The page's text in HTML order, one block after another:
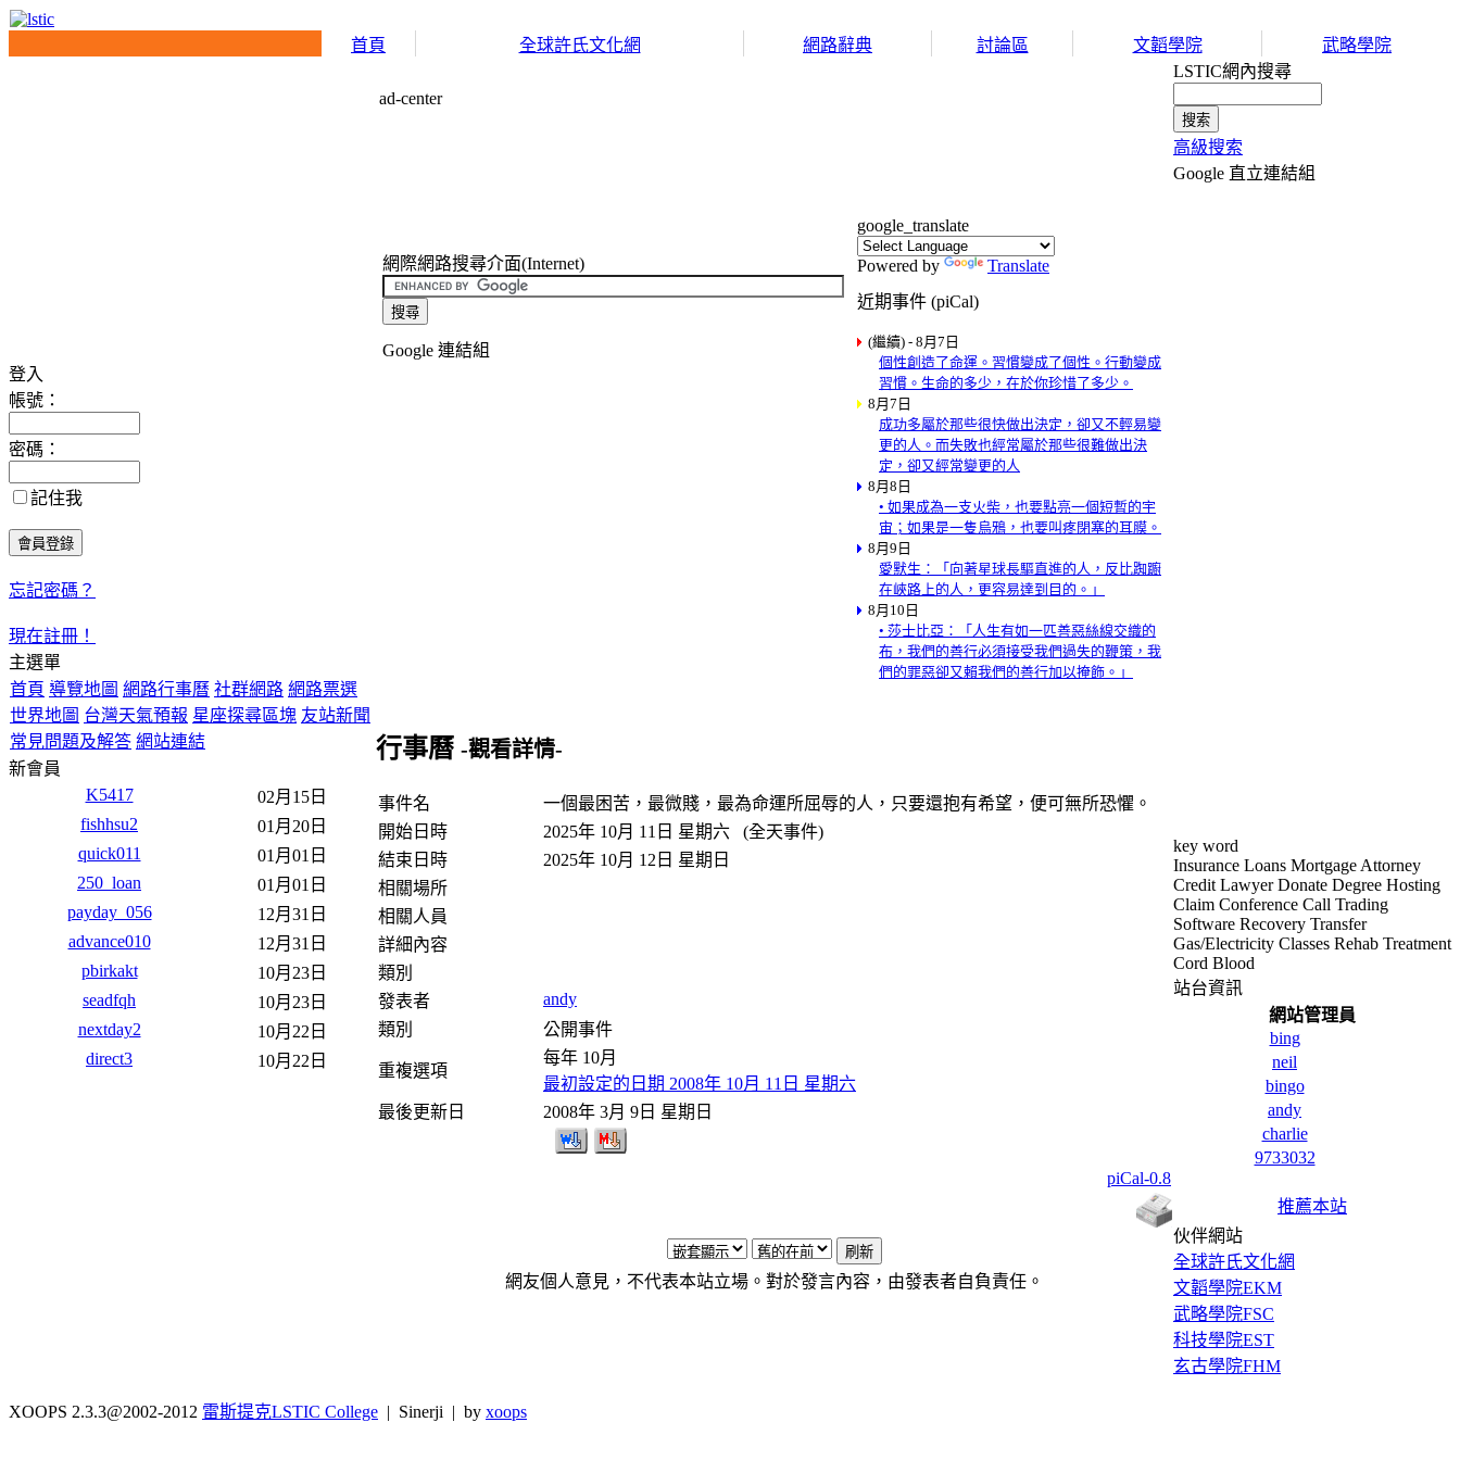
首頁 全球許氏文化網 網路辭典 討論區 文韜學院 武略學院
登入
帳號：
密碼：
記住我
忘記密碼？
現在註冊！
主選單
首頁 導覽地圖 網路行事曆 社群網路 網路票選
世界地圖 台灣天氣預報 星座探尋區塊 友站新聞
常見問題及解答 網站連結
新會員
K5417
02月15日
fishhsu2
01月20日
quick011
01月01日
250_loan
01月01日
payday_056
12月31日
advance010
12月31日
pbirkakt
10月23日
seadfqh
10月23日
nextday2
10月22日
direct3
10月22日
ad-center
網際網路搜尋介面(Internet)
Google 連結組
google_translate
Powered by
Translate
近期事件 (piCal)
(繼續) - 8月7日
個性創造了命運。習慣變成了個性。行動變成
習慣。生命的多少，在於你珍惜了多少。
8月7日
成功多屬於那些很快做出決定，卻又不輕易變
更的人。而失敗也經常屬於那些很難做出決
定，卻又經常變更的人
8月8日
• 如果成為一支火柴，也要點亮一個短暫的宇
宙；如果是一隻烏鴉，也要叫疼閉塞的耳膜。
8月9日
愛默生：「向著星球長驅直進的人，反比踟躕
在峽路上的人，更容易達到目的。」
8月10日
• 莎士比亞：「人生有如一匹善惡絲線交織的
布，我們的善行必須接受我們過失的鞭策，我
們的罪惡卻又賴我們的善行加以掩飾。」
行事曆 -觀看詳情-
事件名
一個最困苦，最微賤，最為命運所屈辱的人，只要還抱有希望，便可無所恐懼。
開始日時
2025年 10月 11日 星期六 (全天事件)
結束日時
2025年 10月 12日 星期日
相關場所
相關人員
詳細內容
類別
發表者
andy
類別
公開事件
重複選項
每年 10月
最初設定的日期 2008年 10月 11日 星期六
最後更新日
2008年 3月 9日 星期日
piCal-0.8
網友個人意見，不代表本站立場。對於發言內容，由發表者自負責任。
LSTIC網內搜尋
高級搜索
Google 直立連結組
key word
Insurance Loans Mortgage Attorney
Credit Lawyer Donate Degree Hosting
Claim Conference Call Trading
Software Recovery Transfer
Gas/Electricity Classes Rehab Treatment
Cord Blood
站台資訊
網站管理員
bing
neil
bingo
andy
charlie
9733032
推薦本站
伙伴網站
全球許氏文化網
文韜學院EKM
武略學院FSC
科技學院EST
玄古學院FHM
XOOPS 2.3.3@2002-2012 雷斯提克LSTIC College | Sinerji | by xoops